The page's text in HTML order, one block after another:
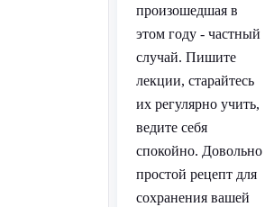
произошедшая в
этом году - частный
случай. Пишите
лекции, старайтесь
их регулярно учить,
ведите себя
спокойно. Довольно
простой рецепт для
сохранения вашей